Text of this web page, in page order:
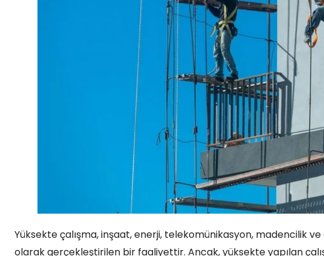
Yüksekte çalışma, inşaat, enerji, telekomünikasyon, madencilik
olarak gerçekleştirilen bir faaliyettir. Ancak, yüksekte yapılan